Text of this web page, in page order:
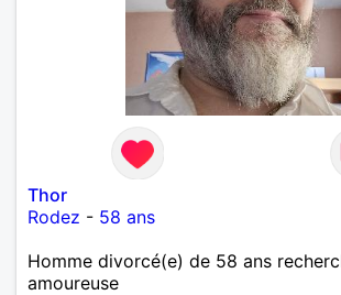
Thor
Rodez - 58 ans
Homme divorcé(e) de 58 ans
amoureuse